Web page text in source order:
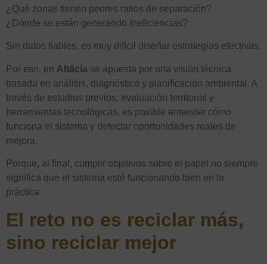
¿Qué zonas tienen peores ratios de separación?
¿Dónde se están generando ineficiencias?
Sin datos fiables, es muy difícil diseñar estrategias efectivas.
Por eso, en Altácia se apuesta por una visión técnica
basada en análisis, diagnóstico y planificación ambiental. A
través de estudios previos, evaluación territorial y
herramientas tecnológicas, es posible entender cómo
funciona el sistema y detectar oportunidades reales de
mejora.
Porque, al final, cumplir objetivos sobre el papel no siempre
significa que el sistema esté funcionando bien en la
práctica.
El reto no es reciclar más,
sino reciclar mejor